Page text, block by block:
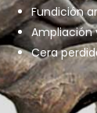
Fundición
Ampliación
Cera